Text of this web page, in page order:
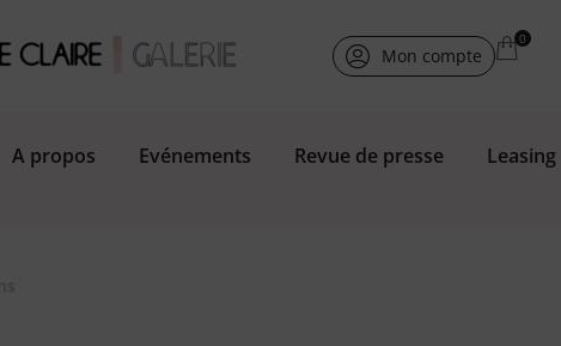
Mon compte
A propos Evénements Revue de presse
Leasing